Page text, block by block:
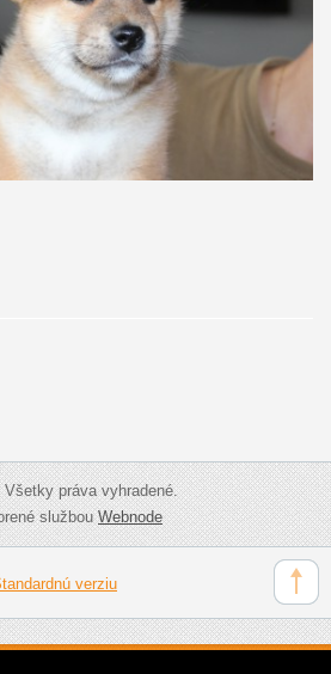
práva vyhradené.
službouWebnode
verziu